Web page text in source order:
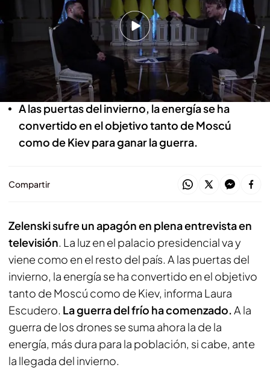
Redacción digital Noticias Cuatro
10 NOV 2025 - 22:09h.
Zelenski sufre un apagón en plena entrevista
en televisión, un síntoma de lo que vive
Ucrania.
A las puertas del invierno, la energía se ha
convertido en el objetivo tanto de Moscú
como de Kiev para ganar la guerra.
Compartir
Zelenski sufre un apagón en plena entrevista en
televisión. La luz en el palacio presidencial va y
viene como en el resto del país. A las puertas del
invierno, la energía se ha convertido en el objetivo
tanto de Moscú como de Kiev, informa Laura
Escudero. La guerra del frío ha comenzado.A la
guerra de los drones se suma ahora la de la
energía, más dura para la población, si cabe, ante
la llegada del invierno.